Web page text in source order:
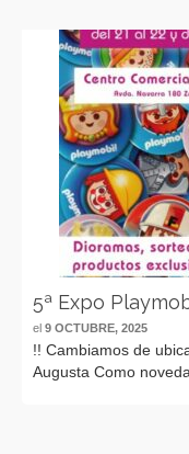
5ª Expo
el 9 OCTUBRE, 2025
!! Cambiamos de
Augusta Como